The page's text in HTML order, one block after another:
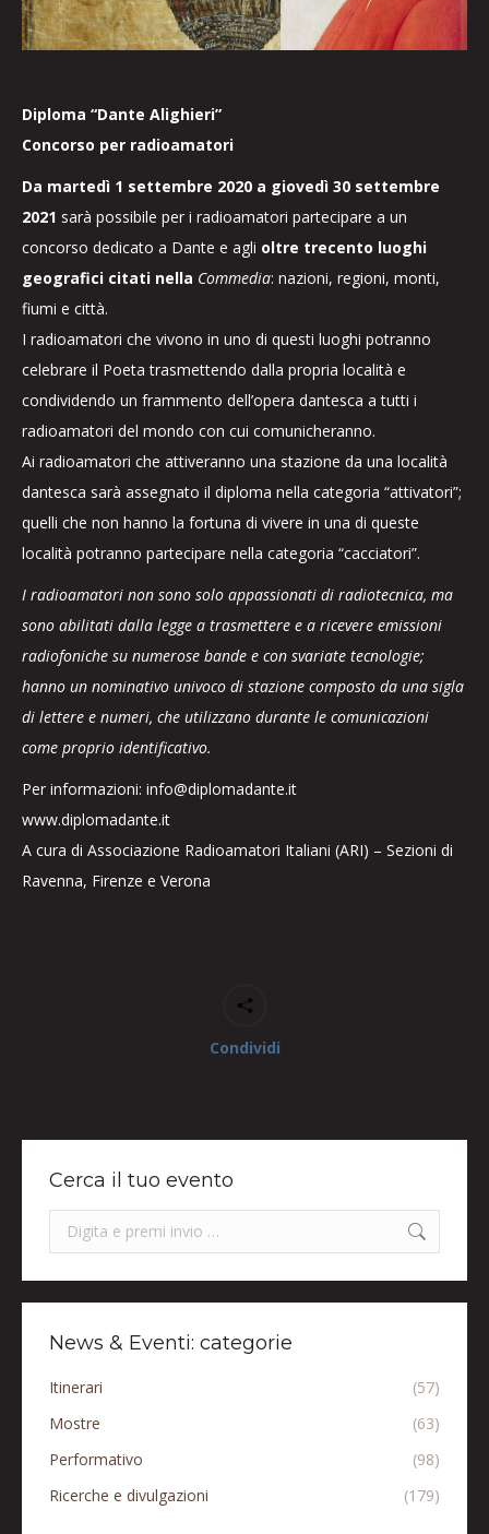
Diploma “Dante Alighieri”
Concorso per radioamatori
Da martedì 1 settembre 2020 a giovedì 30 settembre
2021 sarà possibile per i radioamatori partecipare a un
concorso dedicato a Dante e agli oltre trecento luoghi
geografici citati nella Commedia: nazioni, regioni, monti,
fiumi e città.
I radioamatori che vivono in uno di questi luoghi potranno
celebrare il Poeta trasmettendo dalla propria località e
condividendo un frammento dell’opera dantesca a tutti i
radioamatori del mondo con cui comunicheranno.
Ai radioamatori che attiveranno una stazione da una località
dantesca sarà assegnato il diploma nella categoria “attivatori”;
quelli che non hanno la fortuna di vivere in una di queste
località potranno partecipare nella categoria “cacciatori”.
I radioamatori non sono solo appassionati di radiotecnica, ma
sono abilitati dalla legge a trasmettere e a ricevere emissioni
radiofoniche su numerose bande e con svariate tecnologie;
hanno un nominativo univoco di stazione composto da una sigla
di lettere e numeri, che utilizzano durante le comunicazioni
come proprio identificativo.
Per informazioni: info@diplomadante.it
www.diplomadante.it
A cura di Associazione Radioamatori Italiani (ARI) – Sezioni di
Ravenna, Firenze e Verona
Condividi
Cerca il tuo evento
Search:
News & Eventi: categorie
Itinerari
(57)
Mostre
(63)
Performativo
(98)
Ricerche e divulgazioni
(179)